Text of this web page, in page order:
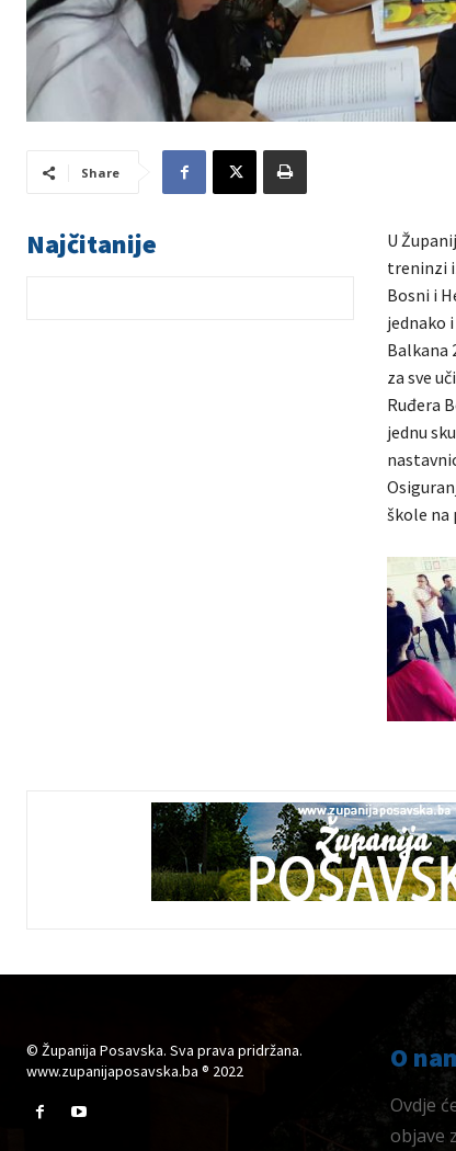
Share
Najčitanije
U
treninzi
Bosni i
jednako
Balkana
za sve
Ruđera
jednu
škole na
© Županija Posavska. Sva prava pridržana.
www.zupanijaposavska.ba ® 2022
O
Ovdje
objave